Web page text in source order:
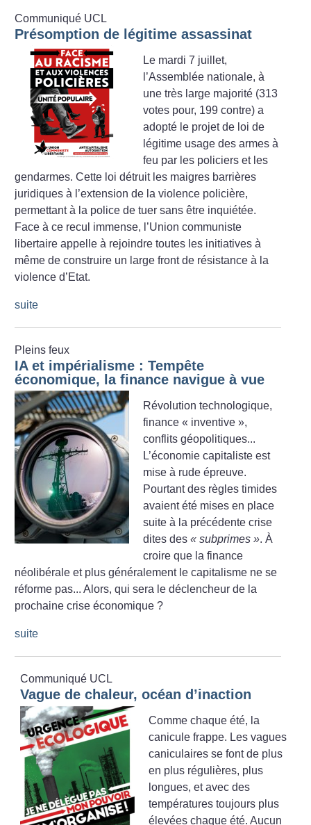
Communiqué UCL
Présomption de légitime assassinat
Le mardi 7 juillet,
l’Assemblée nationale, à
une très large majorité (313
votes pour, 199 contre) a
adopté le projet de loi de
légitime usage des armes à
feu par les policiers et les
gendarmes. Cette loi détruit les maigres barrières
juridiques à l’extension de la violence policière,
permettant à la police de tuer sans être inquiétée.
Face à ce recul immense, l’Union communiste
libertaire appelle à rejoindre toutes les initiatives à
même de construire un large front de résistance à la
violence d’Etat.
suite
Pleins feux
IA et impérialisme : Tempête
économique, la finance navigue à vue
Révolution technologique,
finance « inventive »,
conflits géopolitiques...
L’économie capitaliste est
mise à rude épreuve.
Pourtant des règles timides
avaient été mises en place
suite à la précédente crise
dites des« subprimes ». À
croire que la finance
néolibérale et plus généralement le capitalisme ne se
réforme pas... Alors, qui sera le déclencheur de la
prochaine crise économique ?
suite
Communiqué UCL
Vague de chaleur, océan d’inaction
Comme chaque été, la
canicule frappe. Les vagues
caniculaires se font de plus
en plus régulières, plus
longues, et avec des
températures toujours plus
élevées chaque été. Aucun